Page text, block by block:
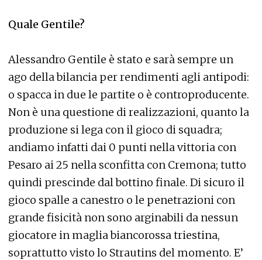
Quale Gentile?
Alessandro Gentile è stato e sarà sempre un
ago della bilancia per rendimenti agli antipodi:
o spacca in due le partite o è controproducente.
Non è una questione di realizzazioni, quanto la
produzione si lega con il gioco di squadra;
andiamo infatti dai 0 punti nella vittoria con
Pesaro ai 25 nella sconfitta con Cremona; tutto
quindi prescinde dal bottino finale. Di sicuro il
gioco spalle a canestro o le penetrazioni con
grande fisicità non sono arginabili da nessun
giocatore in maglia biancorossa triestina,
soprattutto visto lo Strautins del momento. E’